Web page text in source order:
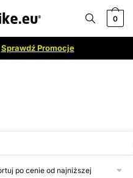
0
Sprawdź Promocje